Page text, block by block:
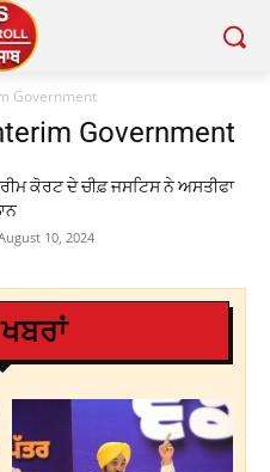
Government
Government
ਕੋਰਟ ਦੇ ਚੀਫ਼ ਜਸਟਿਸ ਨੇ ਅਸਤੀਫਾ
10, 2024